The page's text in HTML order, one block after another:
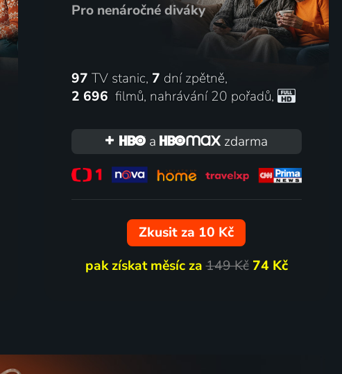
Pro nenáročné diváky
97 TV stanic, 7 dní zpětně,
2 696 filmů, nahrávání 20 pořadů,
a zdarma
Zkusit za 10 Kč
pak získat měsíc za149 Kč 74 Kč